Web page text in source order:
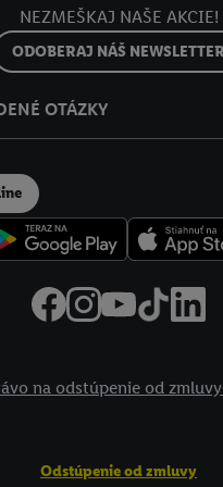
NEZMEŠKAJ NAŠE AKCIE!
ODOBERAJ NÁŠ NEWSLETTER
OTÁZKY
na odstúpenie od zmluvy
Odstúpenie od zmluvy